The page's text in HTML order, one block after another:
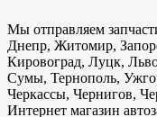
Мы отправляем
Днепр, Житомир,
Кировоград, Луцк,
Сумы, Тернополь,
Черкассы, Чернигов,
Интернет магазин